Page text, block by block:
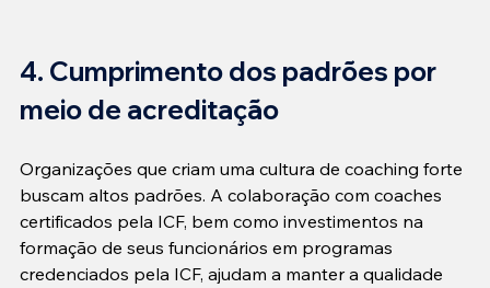
4. Cumprimento dos padrões por
meio de acreditação
Organizações que criam uma cultura de coaching forte
buscam altos padrões. A colaboração com coaches
certificados pela ICF, bem como investimentos na
formação de seus funcionários em programas
credenciados pela ICF, ajudam a manter a qualidade